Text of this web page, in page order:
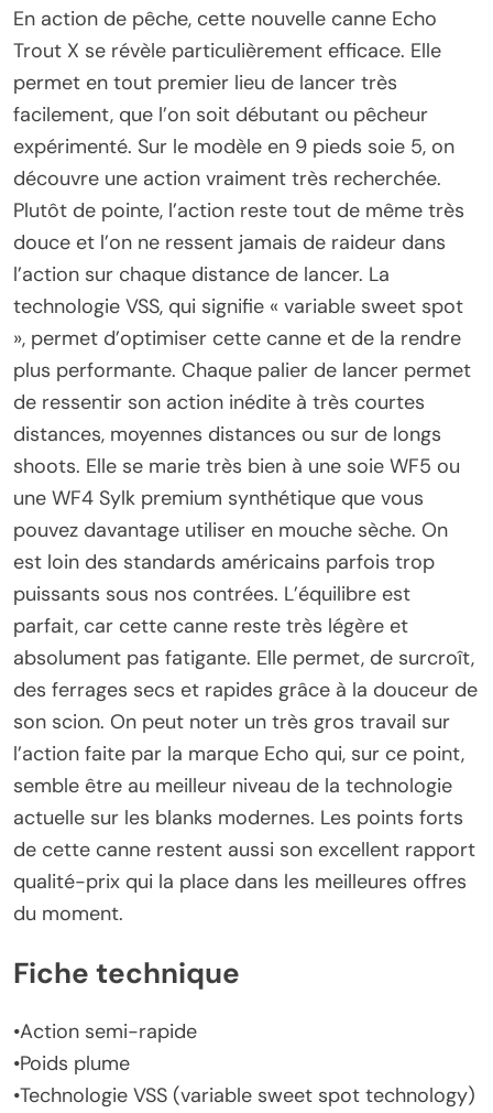
En action de pêche, cette nouvelle canne Echo
Trout X se révèle particulièrement efficace. Elle
permet en tout premier lieu de lancer très
facilement, que l’on soit débutant ou pêcheur
expérimenté. Sur le modèle en 9 pieds soie 5, on
découvre une action vraiment très recherchée.
Plutôt de pointe, l’action reste tout de même très
douce et l’on ne ressent jamais de raideur dans
l’action sur chaque distance de lancer. La
technologie VSS, qui signifie « variable sweet spot
», permet d’optimiser cette canne et de la rendre
plus performante. Chaque palier de lancer permet
de ressentir son action inédite à très courtes
distances, moyennes distances ou sur de longs
shoots. Elle se marie très bien à une soie WF5 ou
une WF4 Sylk premium synthétique que vous
pouvez davantage utiliser en mouche sèche. On
est loin des standards américains parfois trop
puissants sous nos contrées. L’équilibre est
parfait, car cette canne reste très légère et
absolument pas fatigante. Elle permet, de surcroît,
des ferrages secs et rapides grâce à la douceur de
son scion. On peut noter un très gros travail sur
l’action faite par la marque Echo qui, sur ce point,
semble être au meilleur niveau de la technologie
actuelle sur les blanks modernes. Les points forts
de cette canne restent aussi son excellent rapport
qualité-prix qui la place dans les meilleures offres
du moment.
Fiche technique
•Action semi-rapide
•Poids plume
•Technologie VSS (variable sweet spot technology)